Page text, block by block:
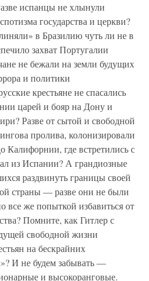
испанцы не хлынули
государства и церкви?
в Бразилию чуть ли не в
захват Португалии
не бежали на земли будущих
и политики
крестьяне не спасались
царей и бояр на Дону и
Разве от сытой и свободной
пролива, колонизировали
Калифорнии, где встретились с
из Испании? А грандиозные
раздвинуть границы своей
страны — разве они не были
все же попыткой избавиться от
Помните, как Гитлер с
свободной жизни
на бескрайних
И не будем забывать —
и высокоранговые.